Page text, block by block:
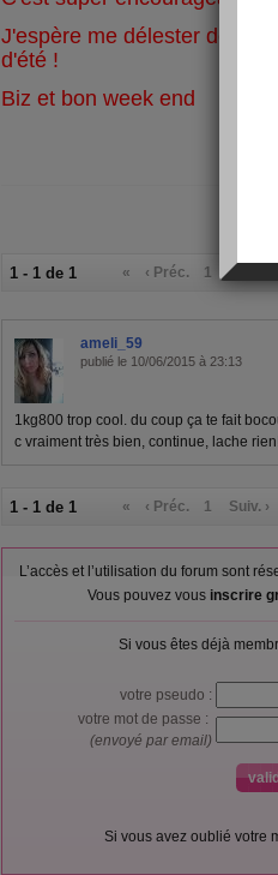
J'espère me délester de
d'été !
Biz et bon week end
1 - 1 de 1 « ‹ Préc. 1 Suiv. ›
ameli_59
publié le 10/06/2015 à 23:13
1kg800 trop cool. du coup ça te fait
c vraiment très bien, continue, lache
1 - 1 de 1 « ‹ Préc. 1 Suiv. ›
L’accès et l’utilisation du forum sont
Vous pouvez vous inscrire
Si vous êtes déjà
votre pseudo :
votre mot de passe :
(envoyé par email)
Si vous avez oublié votre